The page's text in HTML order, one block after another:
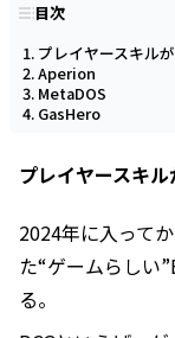
目次
プレイヤースキル
Aperion
MetaDOS
GasHero
プレイヤースキ
2024年に入って
た“ゲームらしい
る。